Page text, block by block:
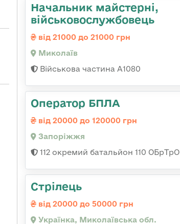
Начальник майстерні,
військовослужбовець
від 21000 до 21000 грн
Миколаїв
Військова частина А1080
Оператор БПЛА
від 20000 до 120000 грн
Запоріжжя
112 окремий батальйон 110 ОБрТрО
Стрілець
від 20000 до 50000 грн
Українка, Миколаївська обл.